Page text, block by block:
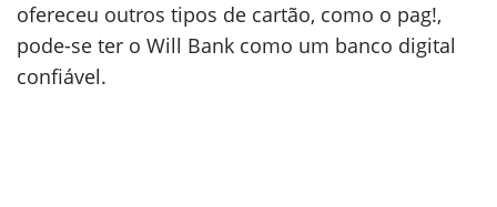
ofereceu outros tipos de cartão, como o pag!,
pode-se ter o Will Bank como um banco digital
confiável.